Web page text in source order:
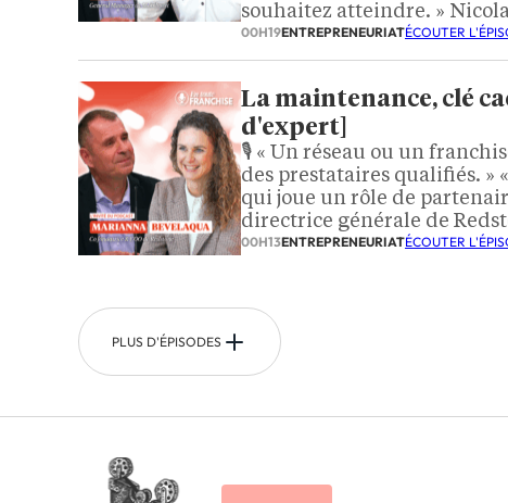
souhaitez atteindre. »
00H19ENTREPRENEURIATÉCOUTER
La maintenance, clé
d'expert]
🎙️ « Un réseau ou un
des prestataires qualifiés. »
qui joue un rôle de
directrice générale de
00H13ENTREPRENEURIATÉCOUTER
PLUS D'ÉPISODES